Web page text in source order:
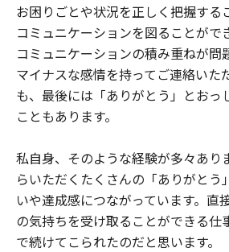
お困りごとや状況を正しく把握する
コミュニケーションを図ることがで
コミュニケーションの積み重ねが問
マイナスな感情を持ってご連絡いた
も、最後には「ありがとう」とおっ
こともあります。
私自身、そのような経験が多々あり
らいただくたくさんの「ありがとう
いや達成感につながっています。直
の気持ちを受け取ることができる仕
で続けてこられたのだと思います。